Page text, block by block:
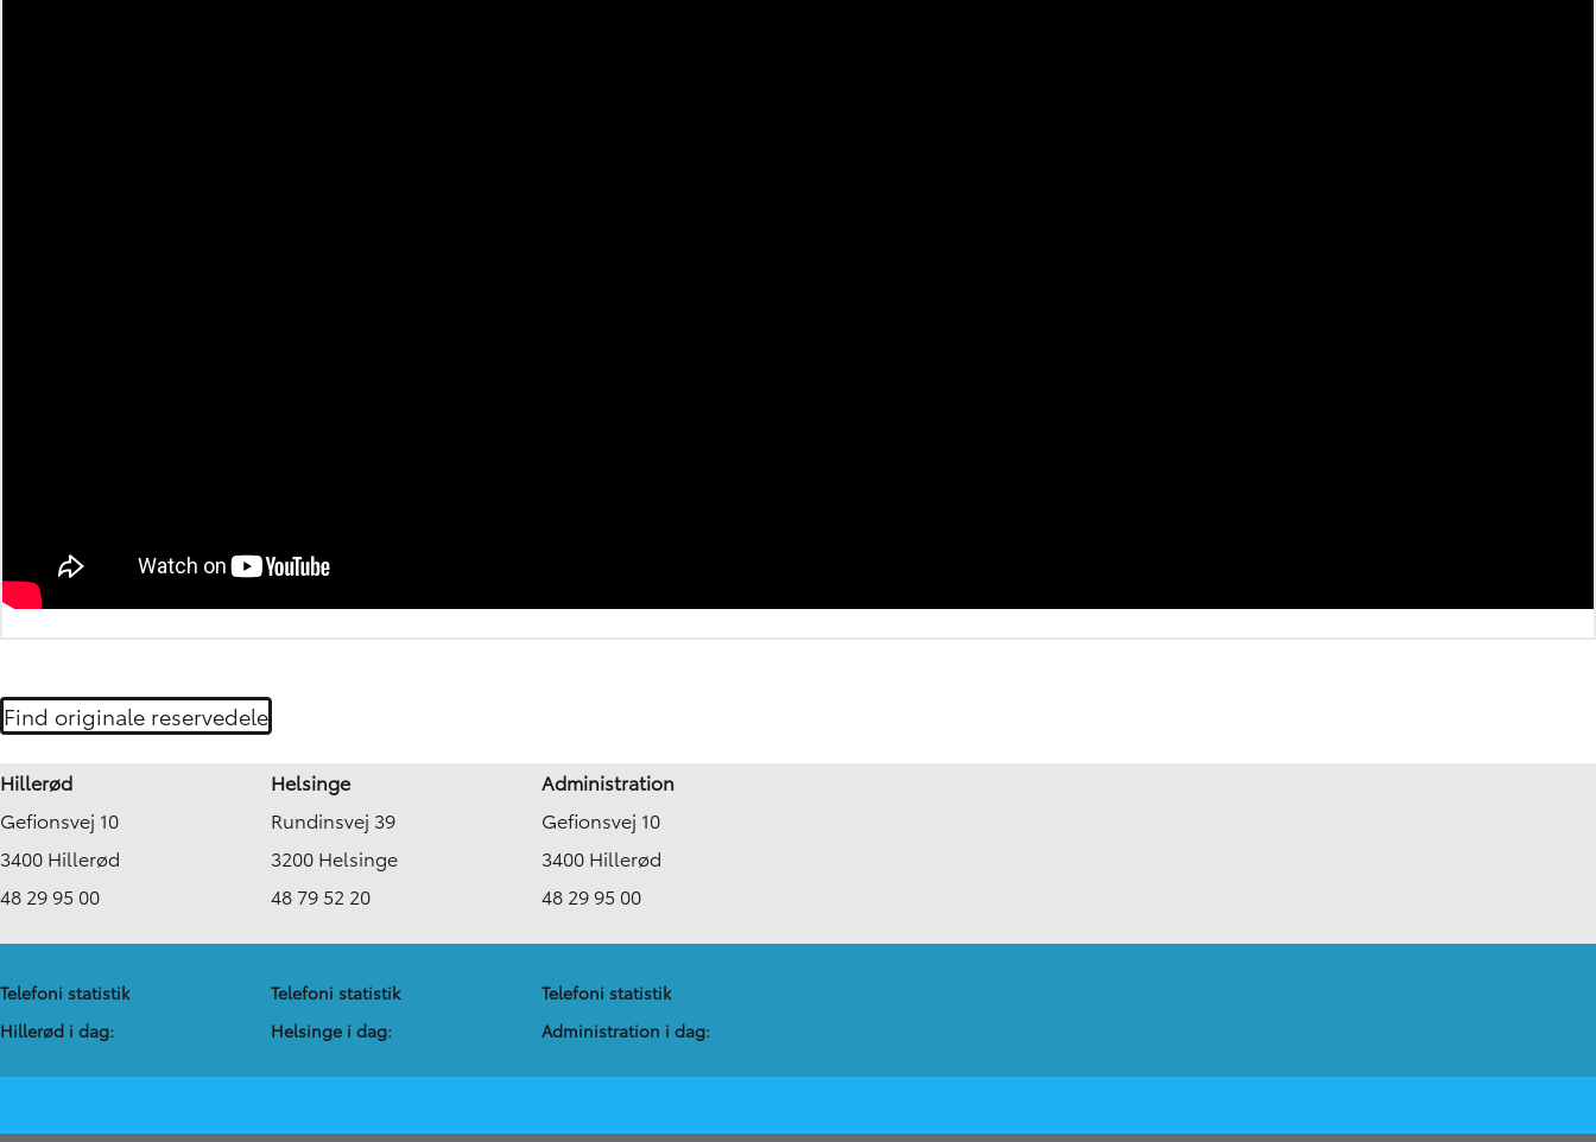
Find originale reservedele
Hillerød
Gefionsvej 10
3400 Hillerød
48 29 95 00
Helsinge
Rundinsvej 39
3200 Helsinge
48 79 52 20
Administration
Gefionsvej 10
3400 Hillerød
48 29 95 00
Telefoni statistik
Hillerød i dag:
Telefoni statistik
Helsinge i dag:
Telefoni statistik
Administration​ i dag: